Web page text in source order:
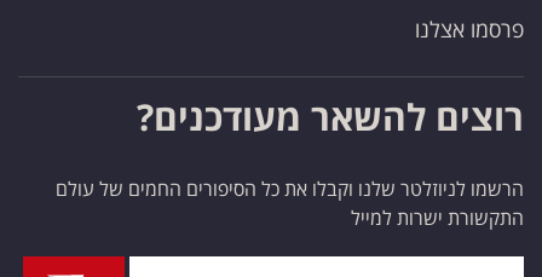
פרסמו אצלנו
רוצים להשאר מעודכנים?
הרשמו לניוזלטר שלנו וקבלו את כל הסיפורים החמים של עולם
התקשורת ישרות למייל